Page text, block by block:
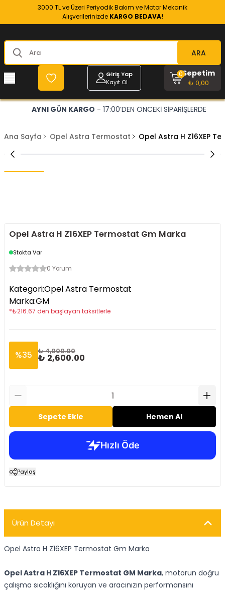
3000 TL ve Üzeri Periyodik Bakım ve Motor Mekanik
Alışverilerinizde KARGO BEDAVA!
ARA
Giriş Yap
Kayıt Ol
Sepetim
₺ 0,00
0
AYNI GÜN KARGO - 17:00’DEN ÖNCEKİ SİPARİŞLERDE
Ana Sayfa Opel Astra Termostat Opel Astra H Z16XEP
Opel Astra H Z16XEP Termostat Gm Marka
Stokta Var
0 Yorum
Kategori:Opel Astra Termostat
Marka:GM
*₺216.67 den başlayan taksitlerle
%35 ₺ 4,000.00
₺ 2,600.00
Sepete Ekle Hemen Al
Paylaş
Ürün Detayı
Opel Astra H Z16XEP Termostat Gm Marka
Opel Astra H Z16XEP Termostat GM Marka, motorun doğru
çalışma sıcaklığını koruyan ve aracınızın performansını